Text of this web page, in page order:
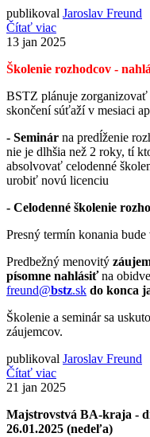
publikoval Jaroslav Freund
Čítať viac
13 jan 2025
Školenie rozhodcov -
BSTZ plánuje
skončení súťaží v mesiaci
- Seminár na predĺženie
nie je dlhšia než 2 roky, tí
absolvovať celodenné
urobiť novú licenciu
- Celodenné školenie
Presný termín konania bude
Predbežný menovitý
písomne nahlásiťna
freund@bstz.sk do konca
Školenie a seminár sa
záujemcov.
publikoval Jaroslav Freund
Čítať viac
21 jan 2025
Majstrovstvá BA-kraja -
26.01.2025 (nedeľa)